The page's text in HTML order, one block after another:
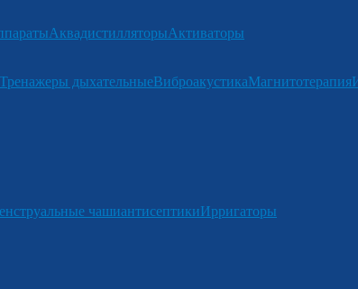
АквадистилляторыАктиваторы
Тренажеры дыхательныеВиброакустикаМагнитотерапия
чашиантисептикиИрригаторы